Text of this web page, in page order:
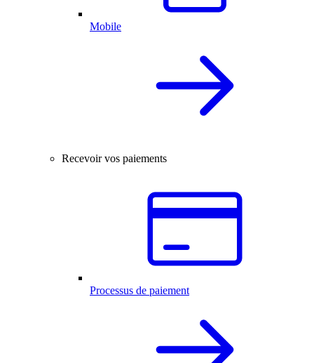
Mobile
Recevoir vos paiements
Processus de paiement